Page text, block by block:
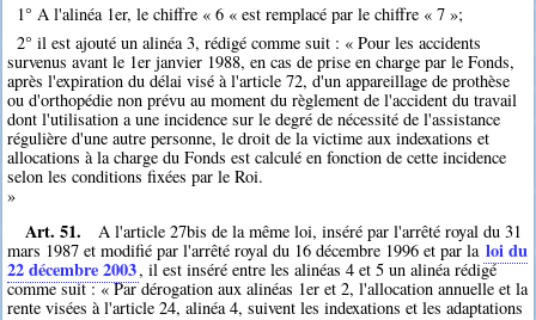
1° A l'alinéa 1er, le chiffre « 6 « est remplacé par le chiffre « 7 »;
2° il est ajouté un alinéa 3, rédigé comme suit : « Pour les accidents
survenus avant le 1er janvier 1988, en cas de prise en charge par le Fonds,
après l'expiration du délai visé à l'article 72, d'un appareillage de prothèse
ou d'orthopédie non prévu au moment du règlement de l'accident du travail
dont l'utilisation a une incidence sur le degré de nécessité de l'assistance
régulière d'une autre personne, le droit de la victime aux indexations et
allocations à la charge du Fonds est calculé en fonction de cette incidence
selon les conditions fixées par le Roi.
»
Art. 51.
A l'article 27bis de la même loi, inséré par l'arrêté royal du 31
mars 1987 et modifié par l'arrêté royal du 16 décembre 1996 et par la loi du
22 décembre 2003, il est inséré entre les alinéas 4 et 5 un alinéa rédigé
comme suit : « Par dérogation aux alinéas 1er et 2, l'allocation annuelle et la
rente visées à l'article 24, alinéa 4, suivent les indexations et les adaptations